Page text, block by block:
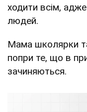
ходити всім,
людей.
Мама школярки
попри те, що в
зачиняються.